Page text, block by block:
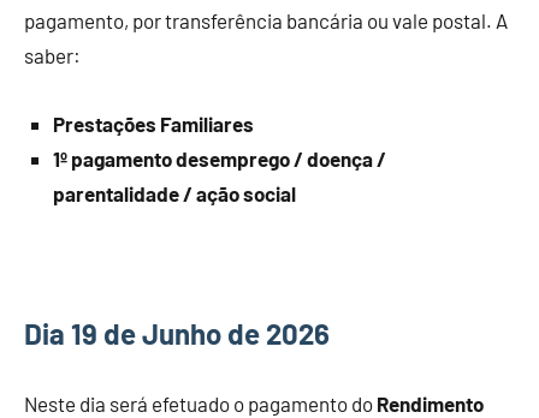
pagamento, por transferência bancária ou vale postal. A
saber:
Prestações Familiares
1º pagamento desemprego / doença /
parentalidade / ação social
Dia 19 de Junho de 2026
Neste dia será efetuado o pagamento do Rendimento